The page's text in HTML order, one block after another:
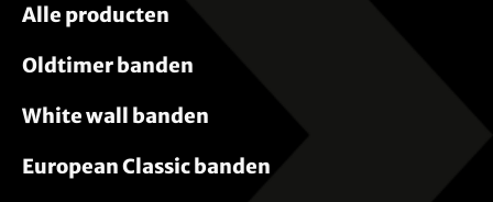
Alle producten
Oldtimer banden
White wall banden
European Classic banden